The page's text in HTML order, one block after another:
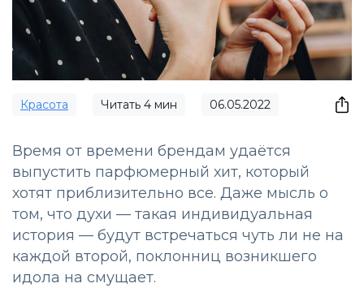
Красота Читать 4 мин 06.05.2022
Время от времени брендам удаётся
выпустить парфюмерный хит, который
хотят приблизительно все. Даже мысль о
том, что духи — такая индивидуальная
история — будут встречаться чуть ли не на
каждой второй, поклонниц возникшего
идола на смущает.